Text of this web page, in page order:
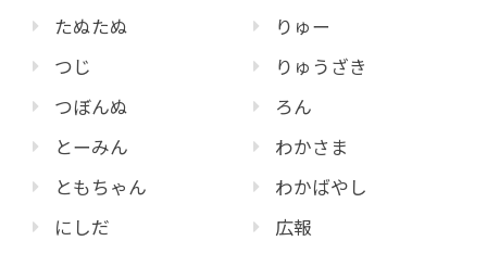
たぬたぬ
つじ
つぼんぬ
とーみん
ともちゃん
にしだ
りゅー
りゅうざき
ろん
わかさま
わかばやし
広報